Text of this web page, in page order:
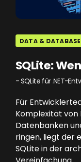
DATA &
SQLite:
- SQLite für .NET-
Für
Komplexität von
Datenbanken
ringen, liegt der
SQLite in der